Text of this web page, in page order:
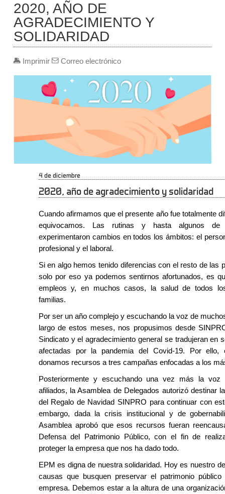
2020, AÑO DE
AGRADECIMIENTO Y
SOLIDARIDAD
Imprimir Correo electrónico
4 de diciembre
2020, año de agradecimiento y solidaridad
Cuando afirmamos que el presente año fue totalmente
equivocamos. Las rutinas y hasta algunos de
experimentaron cambios en todos los ámbitos: el
profesional y el laboral.
Si en algo hemos tenido diferencias con el resto de las
solo por eso ya podemos sentirnos afortunados, es
empleos y, en muchos casos, la salud de todos
familias.
Por ser un año complejo y escuchando la voz de
largo de estos meses, nos propusimos desde
Sindicato y el agradecimiento general se tradujeran en
afectadas por la pandemia del Covid-19. Por ello,
donamos recursos a tres campañas enfocadas a los
Posteriormente y escuchando una vez más la voz
afiliados, la Asamblea de Delegados autorizó destinar
del Regalo de Navidad SINPRO para continuar con
embargo, dada la crisis institucional y de
Asamblea aprobó que esos recursos fueran
Defensa del Patrimonio Público, con el fin de
proteger la empresa que nos ha dado todo.
EPM es digna de nuestra solidaridad. Hoy es nuestro
causas que busquen preservar el patrimonio público
empresa. Debemos estar a la altura de una